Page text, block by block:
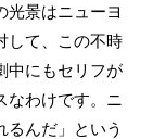
景はニューヨ
して、この不時
中にもセリフが
なわけです。ニ
るんだ」という